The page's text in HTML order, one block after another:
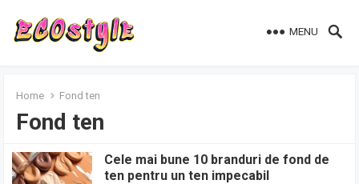
MENU
Home Fond ten
Fond ten
Cele mai bune 10 branduri de fond de
ten pentru un ten impecabil